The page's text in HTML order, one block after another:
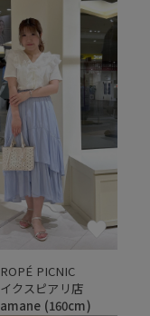
ROPÉ PICNIC
イクスピアリ店
amane (160cm)